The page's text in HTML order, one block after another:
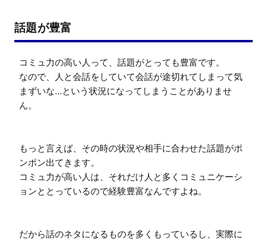
話題が豊富
コミュ力の高い人って、話題がとっても豊富です。
なので、人と会話をしていて会話が途切れてしまって気
まずいな...という状況になってしまうことがありませ
ん。
もっと言えば、その時の状況や相手に合わせた話題がポ
ンポン出てきます。
コミュ力が高い人は、それだけ人と多くコミュニケーシ
ョンととっているので経験豊富なんですよね。
だから話のネタになるものを多くもっているし、実際に